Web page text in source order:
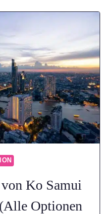
Ko Samui
Optionen